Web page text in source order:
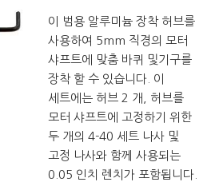
이 범용 알루미늄 장착 허브를
사용하여 5mm 직경의 모터
샤프트에 맞춤 바퀴 및기구를
장착 할 수 있습니다. 이
세트에는 허브 2 개, 허브를
모터 샤프트에 고정하기 위한
두 개의 4-40 세트 나사 및
고정 나사와 함께 사용되는
0.05 인치 렌치가 포함됩니다.